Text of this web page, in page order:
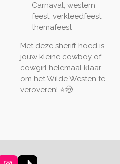
Carnaval, western
feest, verkleedfeest,
themafeest
Met deze sheriff hoed is
jouw kleine cowboy of
cowgirl helemaal klaar
om het Wilde Westen te
veroveren! ⭐🤠